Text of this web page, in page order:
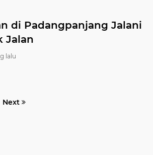
di Padangpanjang Jalani
Jalan
lalu
Next